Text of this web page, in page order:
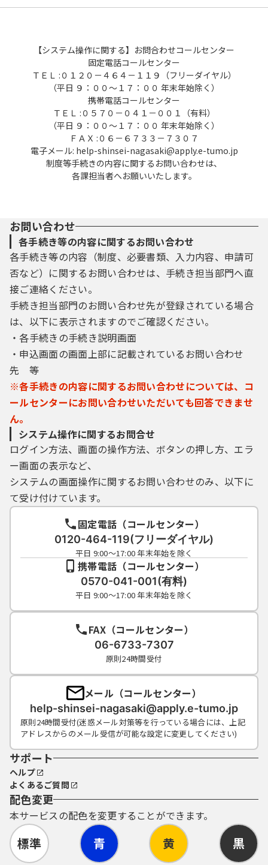
【システム操作に関する】お問合わせコールセンター
固定電話コールセンター
ＴＥＬ :０１２０－４６４－１１９（フリーダイヤル）
（平日 ９：００～１７：００ 年末年始除く）
携帯電話コールセンター
ＴＥＬ :０５７０－０４１－００１（有料）
（平日 ９：００～１７：００ 年末年始除く）
ＦＡＸ :０６－６７３３－７３０７
電子メール: help-shinsei-nagasaki@apply.e-tumo.jp
制度等手続きの内容に関するお問い合わせは、
各課担当者へお願いいたします。
お問い合わせ
各手続き等の内容に関するお問い合わせ
各手続き等の内容（制度、必要書類、入力内容、申請可
否など）に関するお問い合わせは、手続き担当部門へ直
接ご連絡ください。
手続き担当部門のお問い合わせ先が登録されている場合
は、以下に表示されますのでご確認ください。
・各手続きの手続き説明画面
・申込画面の画面上部に記載されているお問い合わせ
先 等
※各手続きの内容に関するお問い合わせについては、コ
ールセンターにお問い合わせいただいても回答できませ
ん。
システム操作に関するお問合せ
ログイン方法、画面の操作方法、ボタンの押し方、エラ
ー画面の表示など、
システムの画面操作に関するお問い合わせのみ、以下に
て受け付けています。
固定電話（コールセンター）
0120-464-119(フリーダイヤル)
平日 9:00～17:00 年末年始を除く
携帯電話（コールセンター）
0570-041-001(有料)
平日 9:00～17:00 年末年始を除く
FAX（コールセンター）
06-6733-7307
原則24時間受付
メール（コールセンター）
help-shinsei-nagasaki@apply.e-tumo.jp
原則24時間受付(迷惑メール対策等を行っている場合には、上記
アドレスからのメール受信が可能な設定に変更してください)
サポート
ヘルプ
よくあるご質問
配色変更
本サービスの配色を変更することができます。
標準 青 黄 黒